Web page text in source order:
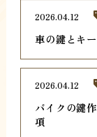
車の鍵とキ
2026.04.12
バイクの鍵
項
2026.04.12